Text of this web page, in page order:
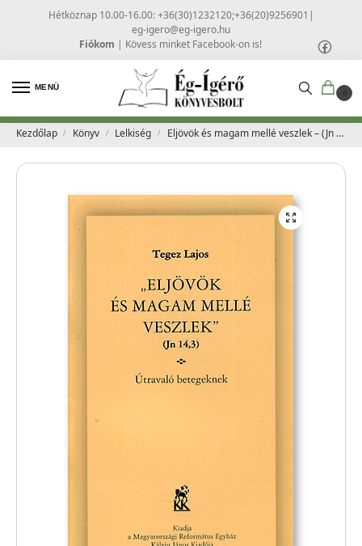
Hétköznap 10.00-16.00: +36(30)1232120;+36(20)9256901 |
eg-igero@eg-igero.hu
Fiókom | Kövess minket Facebook-on is!
MENÜ
0
Kezdőlap / Könyv / Lelkiség / Eljövök és magam mellé veszlek – (Jn 14,3) – Tegez Lajos